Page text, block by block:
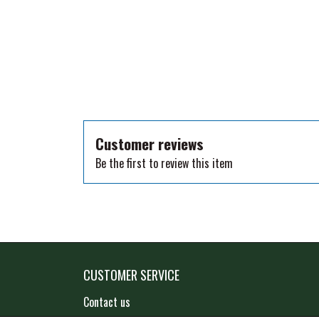
QHP -BRANDS OF Q
PREMIER EQUINE INSEKTBESKYTTELSE
Customer reviews
Be the first to review this item
CUSTOMER SERVICE
Contact us